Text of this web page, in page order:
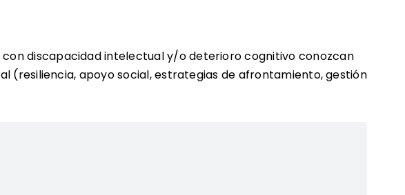
discapacidad intelectual y/o deterioro cognitivo conozcan
(resiliencia, apoyo social, estrategias de afrontamiento, gestión